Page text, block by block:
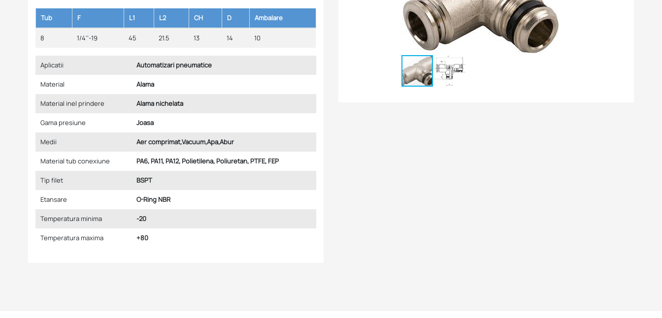
Tub F L1 L2 CH D Ambalare
8 1/4''-19 45 21.5 13 14 10
Aplicatii Automatizari pneumatice
Material Alama
Material inel prindere Alama nichelata
Gama presiune Joasa
Medii Aer comprimat,Vacuum,Apa,Abur
Material tub conexiune PA6, PA11, PA12, Polietilena, Poliuretan, PTFE, FEP
Tip filet BSPT
Etansare O-Ring NBR
Temperatura minima -20
Temperatura maxima +80